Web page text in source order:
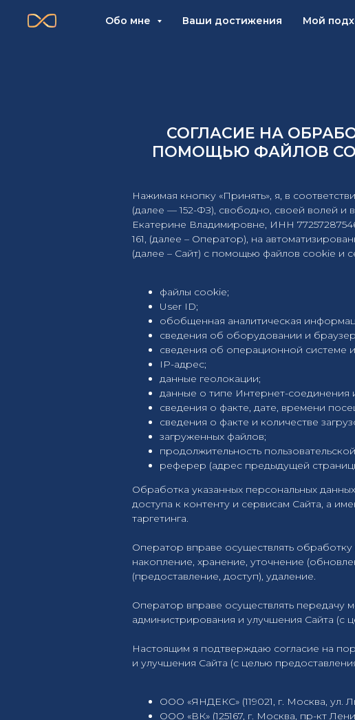
Обо мне Ваши достижения Мой
СОГЛАСИЕ НА
ПОМОЩЬЮ ФАЙЛОВ
Нажимая кнопку «Принять», я, в
(далее — 152-ФЗ), свободно, своей волей
Екатерине Владимировне, ИНН
161, (далее – Оператор), на
(далее – Сайт) с помощью файлов cookie и
файлы cookie;
User ID;
обобщенная аналитическая
сведения об оборудовании и
сведения об операционной системе
IP-адрес;
данные геолокации;
данные о типе Интернет-соединения
сведения о факте, дате, времени
сведения о факте и количестве
загруженных файлов;
продолжительность
реферер (адрес предыдущей
Обработка указанных персональных
доступа к контенту и сервисам Сайта, а
таргетинга.
Оператор вправе осуществлять
накопление, хранение, уточнение
(предоставление, доступ), удаление.
Оператор вправе осуществлять
администрирования и улучшения Сайта (с
Настоящим я подтверждаю согласие на
и улучшения Сайта (с целью
ООО «ЯНДЕКС» (119021, г. Москва, ул.
ООО «ВК» (125167, г. Москва, пр-кт